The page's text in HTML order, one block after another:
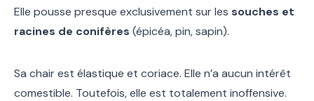
Elle pousse presque exclusivement sur les souches et
racines de conifères (épicéa, pin, sapin).
Sa chair est élastique et coriace. Elle n’a aucun intérêt
comestible. Toutefois, elle est totalement inoffensive.